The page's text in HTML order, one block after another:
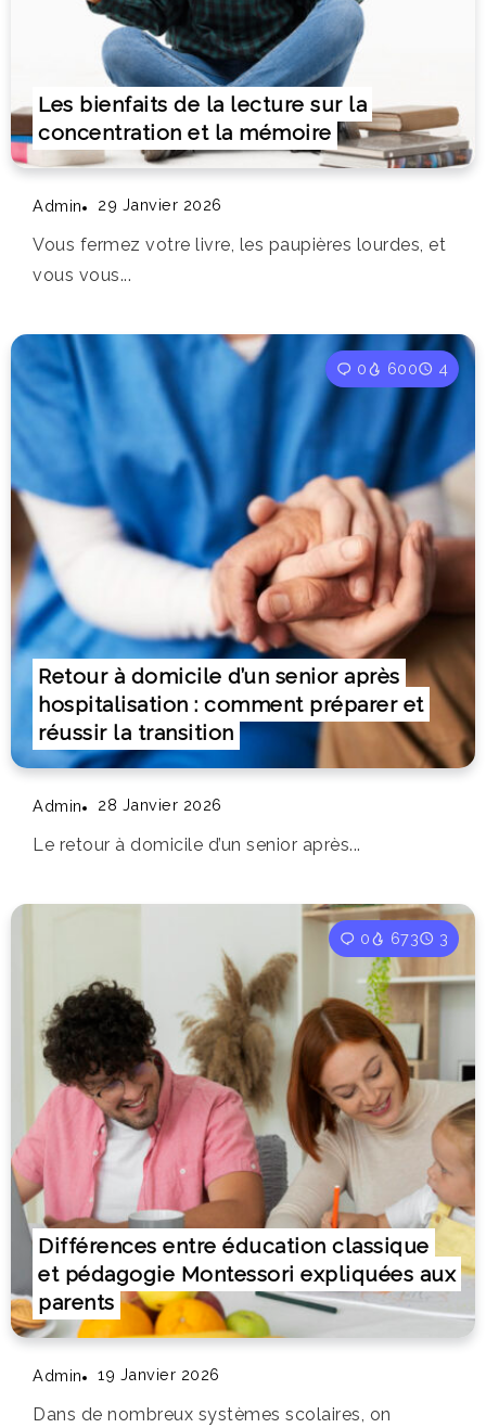
Les bienfaits de la lecture sur la
concentration et la mémoire
Admin 29 Janvier 2026
Vous fermez votre livre, les paupières lourdes, et
vous vous...
Retour à domicile d’un senior après
hospitalisation : comment préparer et
réussir la transition
0 600 4
Admin 28 Janvier 2026
Le retour à domicile d’un senior après...
Différences entre éducation classique
et pédagogie Montessori expliquées aux
parents
0 673 3
Admin 19 Janvier 2026
Dans de nombreux systèmes scolaires, on